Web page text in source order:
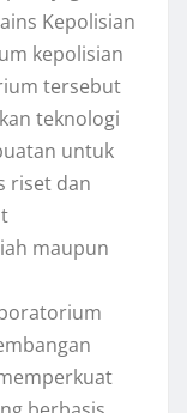
Kepolisian
kepolisian
tersebut
teknologi
untuk
riset dan
maupun